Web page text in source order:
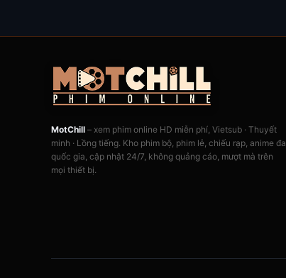
MotChill – xem phim online HD miễn phí, Vietsub · Thuyết
minh · Lồng tiếng. Kho phim bộ, phim lẻ, chiếu rạp, anime đa
quốc gia, cập nhật 24/7, không quảng cáo, mượt mà trên
mọi thiết bị.